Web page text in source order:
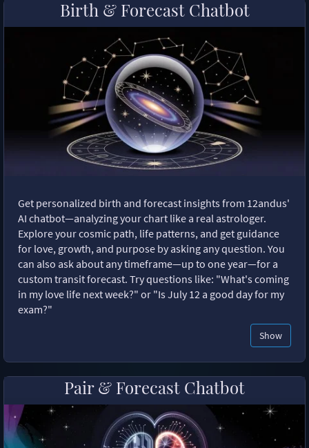
Birth & Forecast Chatbot
Get personalized birth and forecast insights from 12andus'
AI chatbot—analyzing your chart like a real astrologer.
Explore your cosmic path, life patterns, and get guidance
for love, growth, and purpose by asking any question. You
can also ask about any timeframe—up to one year—for a
custom transit forecast. Try questions like: "What's coming
in my love life next week?" or "Is July 12 a good day for my
exam?"
Show
Pair & Forecast Chatbot